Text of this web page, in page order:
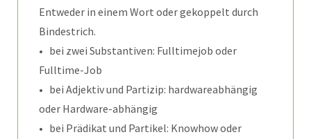
Entweder in einem Wort oder gekoppelt durch
Bindestrich.
• bei zwei Substantiven: Fulltimejob oder
Fulltime-Job
• bei Adjektiv und Partizip: hardwareabhängig
oder Hardware-abhängig
• bei Prädikat und Partikel: Knowhow oder